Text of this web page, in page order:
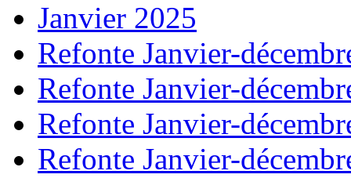
Janvier 2025
Refonte Janvier-
Refonte Janvier-
Refonte Janvier-
Refonte Janvier-